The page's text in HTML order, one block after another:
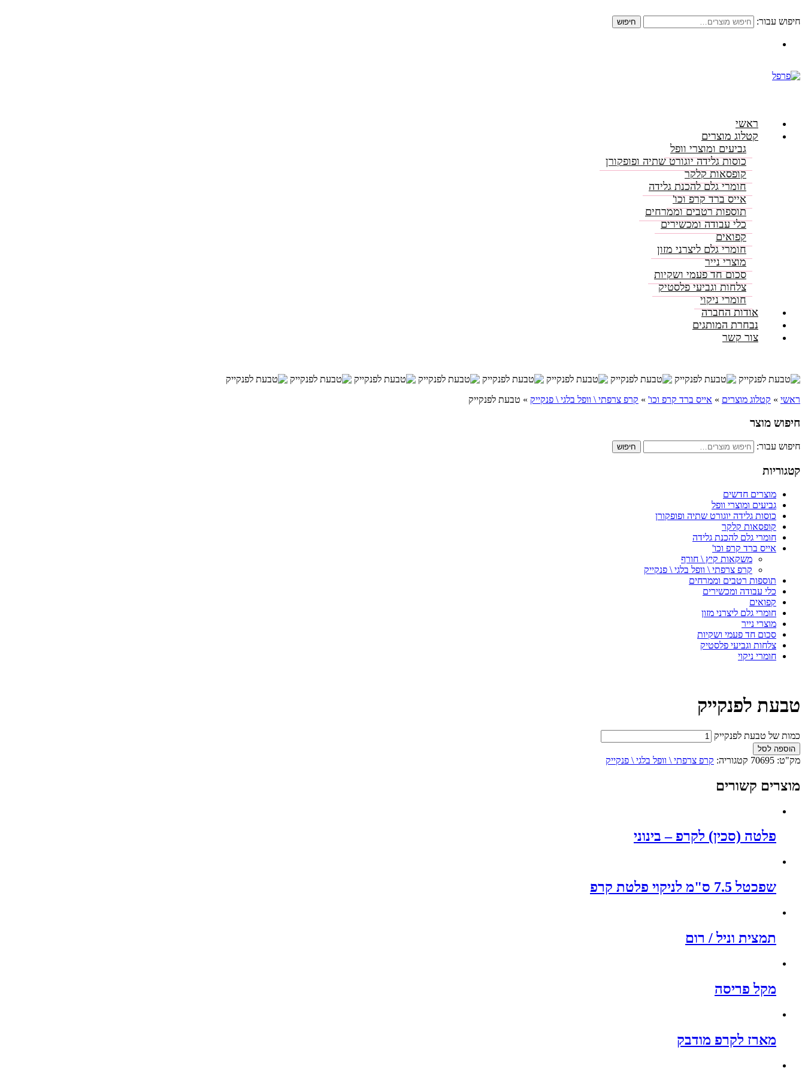
חיפוש עבור: חיפוש
ראשי
קטלוג מוצרים
גביעים ומוצרי וופל
כוסות גלידה יוגורט שתיה ופופקורן
קופסאות קלקר
חומרי גלם להכנת גלידה
אייס ברד קרפ וכו'
תוספות רטבים וממרחים
כלי עבודה ומכשירים
קפואים
חומרי גלם ליצרני מזון
מוצרי נייר
סכום חד פעמי ושקיות
צלחות וגביעי פלסטיק
חומרי ניקוי
אודות החברה
נבחרת המותגים
צור קשר
ראשי » קטלוג מוצרים » אייס ברד קרפ וכו' » קרפ צרפתי \ וופל בלגי \ פנקייק » טבעת לפנקייק
חיפוש מוצר
חיפוש עבור: חיפוש
קטגוריות
מוצרים חדשים
גביעים ומוצרי וופל
כוסות גלידה יוגורט שתיה ופופקורן
קופסאות קלקר
חומרי גלם להכנת גלידה
אייס ברד קרפ וכו'
משקאות קיץ \ חורף
קרפ צרפתי \ וופל בלגי \ פנקייק
תוספות רטבים וממרחים
כלי עבודה ומכשירים
קפואים
חומרי גלם ליצרני מזון
מוצרי נייר
סכום חד פעמי ושקיות
צלחות וגביעי פלסטיק
חומרי ניקוי
טבעת לפנקייק
כמות של טבעת לפנקייק
הוספה לסל
מק"ט: 70695 קטגוריה: קרפ צרפתי \ וופל בלגי \ פנקייק
מוצרים קשורים
פלטה (סכין) לקרפ – בינוני
שפכטל 7.5 ס"מ לניקוי פלטת קרפ
תמצית וניל / רום
מקל פריסה
מארז לקרפ מודבק